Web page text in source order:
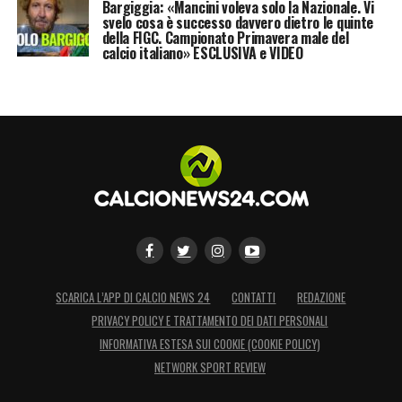
Bargiggia: «Mancini voleva solo la Nazionale. Vi
svelo cosa è successo davvero dietro le quinte
della FIGC. Campionato Primavera male del
calcio italiano» ESCLUSIVA e VIDEO
SCARICA L’APP DI CALCIO NEWS 24 CONTATTI
REDAZIONE
PRIVACY POLICY E TRATTAMENTO DEI DATI PERSONALI
INFORMATIVA ESTESA SUI COOKIE (COOKIE POLICY)
NETWORK SPORT REVIEW